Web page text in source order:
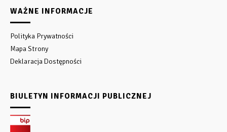
WAŻNE INFORMACJE
Polityka Prywatności
Mapa Strony
Deklaracja Dostępności
BIULETYN INFORMACJI PUBLICZNEJ